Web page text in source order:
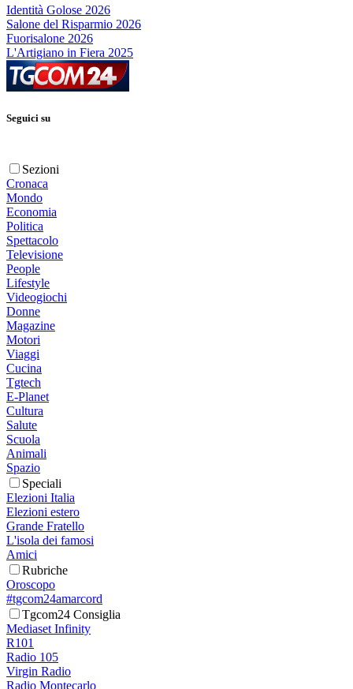
Identità Golose 2026
Salone del Risparmio 2026
Fuorisalone 2026
L'Artigiano in Fiera 2025
Seguici su
Sezioni
Cronaca
Mondo
Economia
Politica
Spettacolo
Televisione
People
Lifestyle
Videogiochi
Donne
Magazine
Motori
Viaggi
Cucina
Tgtech
E-Planet
Cultura
Salute
Scuola
Animali
Spazio
Speciali
Elezioni Italia
Elezioni estero
Grande Fratello
L'isola dei famosi
Amici
Rubriche
Oroscopo
#tgcom24amarcord
Tgcom24 Consiglia
Mediaset Infinity
R101
Radio 105
Virgin Radio
Radio Montecarlo